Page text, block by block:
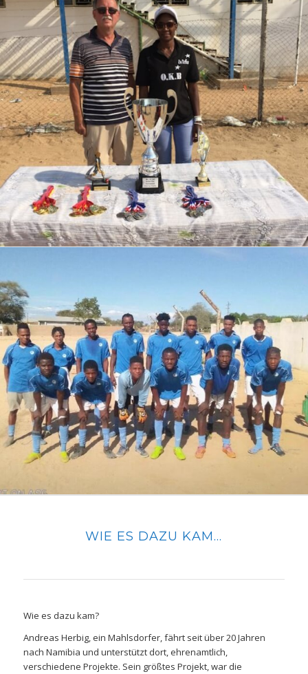
WIE ES DAZU KAM…
Wie es dazu kam?
Andreas Herbig, ein Mahlsdorfer, fährt seit über 20 Jahren
nach Namibia und unterstützt dort, ehrenamtlich,
verschiedene Projekte. Sein größtes Projekt, war die